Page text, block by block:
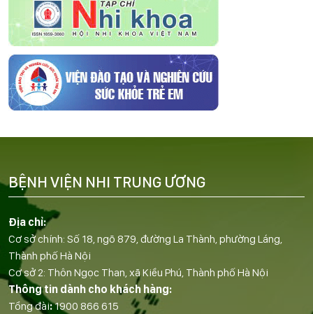
Địa chỉ:
Cơ sở chính: Số 18, ngõ 879, đường La Thành, phường Láng,
Thành phố Hà Nội
Cơ sở 2: Thôn Ngọc Than, xã Kiều Phú, Thành phố Hà Nội
Thông tin dành cho khách hàng:
Tổng đài:1900 866 615
BỆNH VIỆN NHI TRUNG ƯƠNG